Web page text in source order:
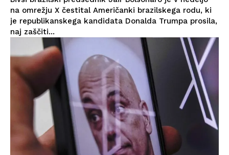
na omrežju X čestital Američanki brazilskega rodu, ki
je republikanskega kandidata Donalda Trumpa prosila,
naj zaščiti...